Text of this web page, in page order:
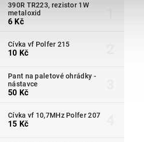
390R TR223, rezistor 1W
metaloxid
6 Kč
Cívka vf Polfer 215
10 Kč
Pant na paletové ohrádky -
nástavce
50 Kč
Cívka vf 10,7MHz Polfer 207
15 Kč